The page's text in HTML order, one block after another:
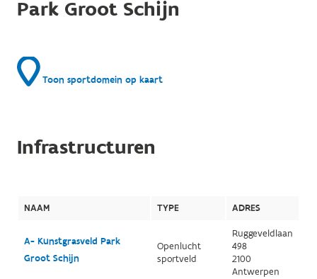
Park Groot Schijn
Toon sportdomein op kaart
Infrastructuren
NAAM TYPE ADRES
A- Kunstgrasveld Park
Groot Schijn
Openlucht
sportveld
Ruggeveldlaan
498
2100
Antwerpen